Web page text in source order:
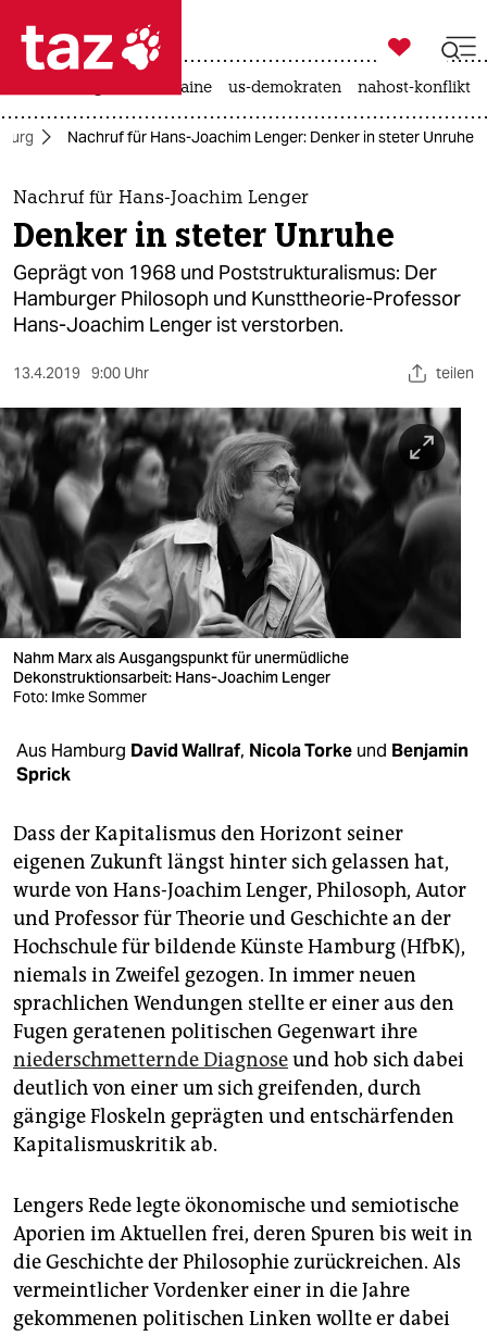
 taz zahl ich
taz zahl ich
themen
politik
öko
sport
berlin
nord
wahrheit
verlag
verlag
shop
unterstützen
abo
genossenschaft
epaper login

taz zahl ich
krieg in der ukraine us-demokraten nahost-konflikt
Nachruf für Hans-Joachim Lenger: Denker in steter Unruhe
Nachruf für Hans-Joachim Lenger
Denker in steter Unruhe
Geprägt von 1968 und Poststrukturalismus: Der
Hamburger Philosoph und Kunsttheorie-Professor
Hans-Joachim Lenger ist verstorben.
13.4.2019 9:00 Uhr teilen
Nahm Marx als Ausgangspunkt für unermüdliche
Dekonstruktionsarbeit: Hans-Joachim Lenger
Foto: Imke Sommer
Aus Hamburg David Wallraf, Nicola Torke und Benjamin
Sprick
Dass der Kapitalismus den Horizont seiner
eigenen Zukunft längst hinter sich gelassen hat,
wurde von Hans-Joachim Lenger, Philosoph, Autor
und Professor für Theorie und Geschichte an der
Hochschule für bildende Künste Hamburg (HfbK),
niemals in Zweifel gezogen. In immer neuen
sprachlichen Wendungen stellte er einer aus den
Fugen geratenen politischen Gegenwart ihre
niederschmetternde Diagnoseund hob sich dabei
deutlich von einer um sich greifenden, durch
gängige Floskeln geprägten und entschärfenden
Kapitalismuskritik ab.
Lengers Rede legte ökonomische und semiotische
Aporien im Aktuellen frei, deren Spuren bis weit in
die Geschichte der Philosophie zurückreichen. Als
vermeintlicher Vordenker einer in die Jahre
gekommenen politischen Linken wollte er dabei